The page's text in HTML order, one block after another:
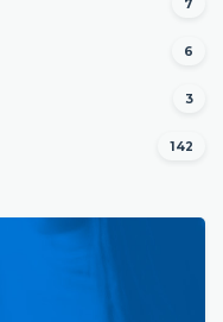
7
6
3
142